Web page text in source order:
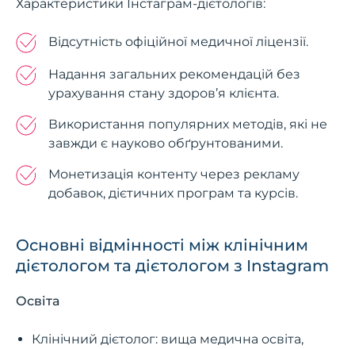
Характеристики Інстаграм-дієтологів:
Відсутність офіційної медичної ліцензії.
Надання загальних рекомендацій без
урахування стану здоров’я клієнта.
Використання популярних методів, які не
завжди є науково обґрунтованими.
Монетизація контенту через рекламу
добавок, дієтичних програм та курсів.
Основні відмінності між клінічним
дієтологом та дієтологом з Instagram
Освіта
Клінічний дієтолог: вища медична освіта,